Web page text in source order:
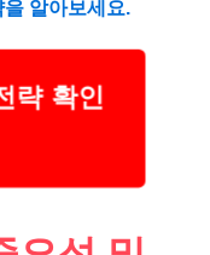
알아보세요.
략 확인